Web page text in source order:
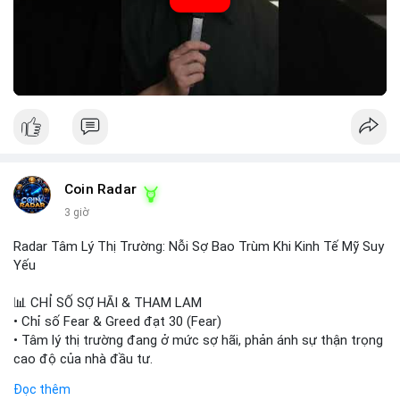
chưa có động lực tăng giá mạnh. Nhà đầu tư nên thận trọng,
tránh sử dụng đòn bẩy cao. Với Vlike Market Index ở mức
42/100, chiến lược hợp lý là quan sát và chờ đợi tín hiệu rõ
ràng hơn. Nếu BTC giữ được vùng hỗ trợ hiện tại và Fear &
Greed Index phục hồi lên trên 40, có thể xem xét mua dần.
#vlikemarketindex42
Coin Radar
3 giờ
Radar Tâm Lý Thị Trường: Nỗi Sợ Bao Trùm Khi Kinh Tế Mỹ Suy
Yếu
📊 CHỈ SỐ SỢ HÃI & THAM LAM
• Chỉ số Fear & Greed đạt 30 (Fear)
• Tâm lý thị trường đang ở mức sợ hãi, phản ánh sự thận trọng
cao độ của nhà đầu tư.
📈 XU HƯỚNG TÌM KIẾM & THẢO LUẬN
Đọc thêm